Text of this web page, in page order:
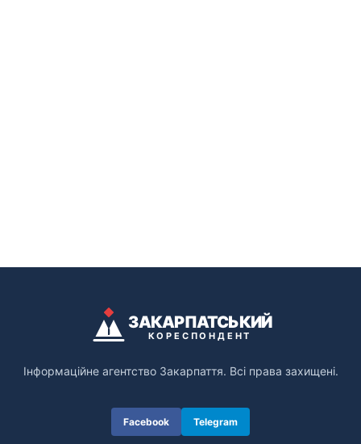
ЗАКАРПАТСЬКИЙ
КОРЕСПОНДЕНТ
Інформаційне агентство Закарпаття. Всі права захищені.
Facebook Telegram